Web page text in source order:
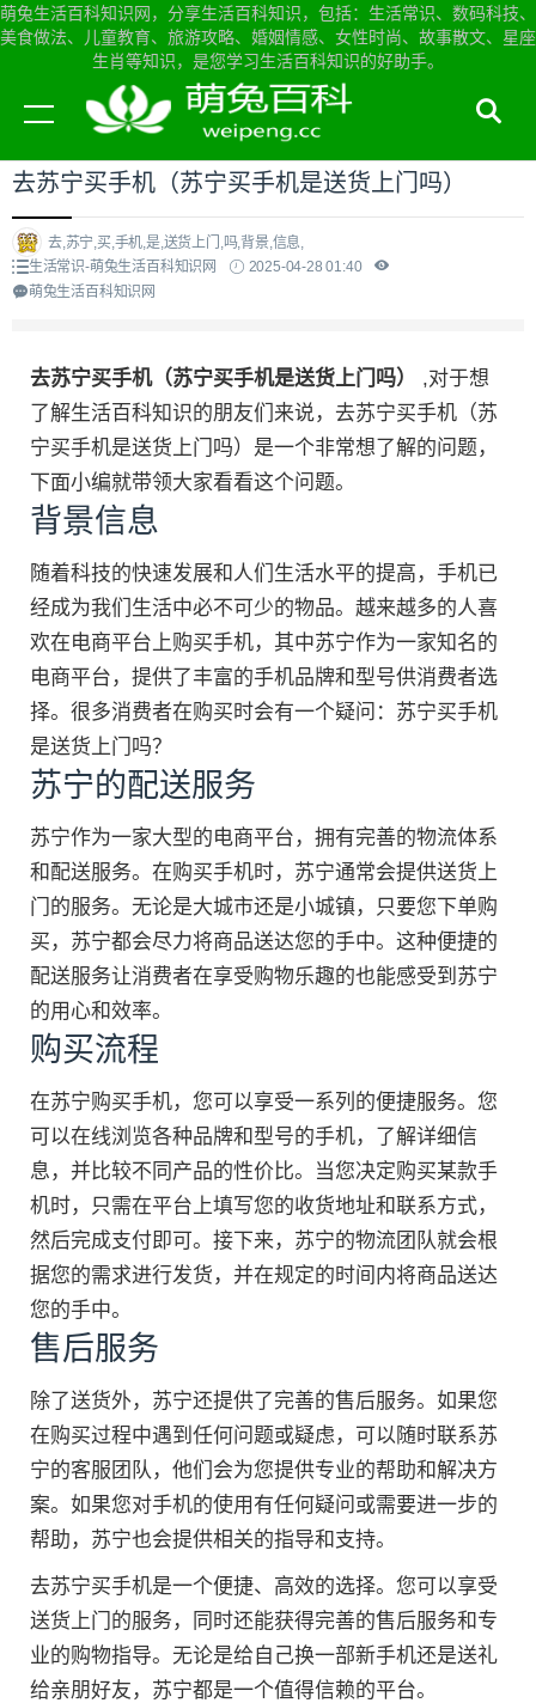
萌兔生活百科知识网，分享生活百科知识，包括：生活常识、数码科技、
美食做法、儿童教育、旅游攻略、婚姻情感、女性时尚、故事散文、星座
生肖等知识，是您学习生活百科知识的好助手。
当前位置： 萌兔生活百科知识网首页>生活常识
去苏宁买手机（苏宁买手机是送货上门吗）
去,苏宁,买,手机,是,送货上门,吗,背景,信息,
生活常识-萌兔生活百科知识网
2025-04-28 01:40
萌兔生活百科知识网
去苏宁买手机（苏宁买手机是送货上门吗） ,对于想
了解生活百科知识的朋友们来说，去苏宁买手机（苏
宁买手机是送货上门吗）是一个非常想了解的问题，
下面小编就带领大家看看这个问题。
背景信息
随着科技的快速发展和人们生活水平的提高，手机已
经成为我们生活中必不可少的物品。越来越多的人喜
欢在电商平台上购买手机，其中苏宁作为一家知名的
电商平台，提供了丰富的手机品牌和型号供消费者选
择。很多消费者在购买时会有一个疑问：苏宁买手机
是送货上门吗？
苏宁的配送服务
苏宁作为一家大型的电商平台，拥有完善的物流体系
和配送服务。在购买手机时，苏宁通常会提供送货上
门的服务。无论是大城市还是小城镇，只要您下单购
买，苏宁都会尽力将商品送达您的手中。这种便捷的
配送服务让消费者在享受购物乐趣的也能感受到苏宁
的用心和效率。
购买流程
在苏宁购买手机，您可以享受一系列的便捷服务。您
可以在线浏览各种品牌和型号的手机，了解详细信
息，并比较不同产品的性价比。当您决定购买某款手
机时，只需在平台上填写您的收货地址和联系方式，
然后完成支付即可。接下来，苏宁的物流团队就会根
据您的需求进行发货，并在规定的时间内将商品送达
您的手中。
售后服务
除了送货外，苏宁还提供了完善的售后服务。如果您
在购买过程中遇到任何问题或疑虑，可以随时联系苏
宁的客服团队，他们会为您提供专业的帮助和解决方
案。如果您对手机的使用有任何疑问或需要进一步的
帮助，苏宁也会提供相关的指导和支持。
去苏宁买手机是一个便捷、高效的选择。您可以享受
送货上门的服务，同时还能获得完善的售后服务和专
业的购物指导。无论是给自己换一部新手机还是送礼
给亲朋好友，苏宁都是一个值得信赖的平台。